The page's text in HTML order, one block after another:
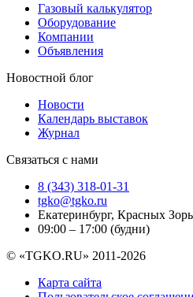
Газовый калькулятор
Оборудование
Компании
Объявления
Новостной блог
Новости
Календарь выставок
Журнал
Связаться с нами
8 (343) 318-01-31
tgko@tgko.ru
Екатеринбург, Красных Зорь
09:00 – 17:00 (будни)
© «TGKO.RU» 2011-2026
Карта сайта